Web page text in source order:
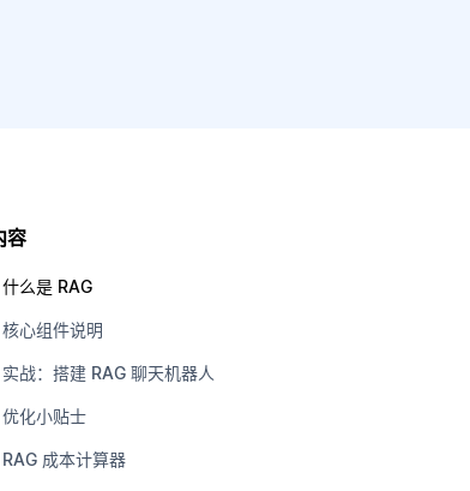
容
什么是 RAG
核心组件说明
实战：搭建 RAG 聊天机器人
优化小贴士
RAG 成本计算器